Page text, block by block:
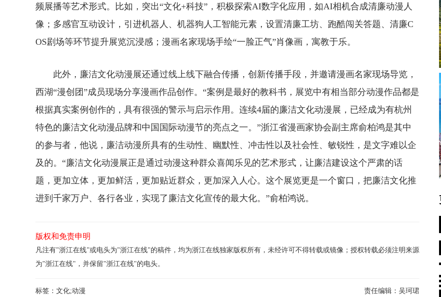
频展播等艺术形式。比如，突出“文化+科技”，积极探索AI数字化应用，如AI相机合成清廉动漫人
像；多感官互动设计，引进机器人、机器狗人工智能元素，设置清廉工坊、跑酷闯关答题、清廉C
OS剧场等环节提升展览沉浸感；漫画名家现场手绘“一脸正气”肖像画，寓教于乐。
此外，廉洁文化动漫展还通过线上线下融合传播，创新传播手段，并邀请漫画名家现场导览，
西湖“漫创团”成员现场分享漫画作品创作。“案例是最好的教科书，展览中有相当部分动漫作品都是
根据真实案例创作的，具有很强的警示与启示作用。连续4届的廉洁文化动漫展，已经成为有杭州
特色的廉洁文化动漫品牌和中国国际动漫节的亮点之一。”浙江省漫画家协会副主席俞柏鸿是其中
的参与者，他说，廉洁动漫所具有的生动性、幽默性、冲击性以及社会性、敏锐性，是文字难以企
及的。“廉洁文化动漫展正是通过动漫这种群众喜闻乐见的艺术形式，让廉洁建设这个严肃的话
题，更加立体，更加鲜活，更加贴近群众，更加深入人心。这个展览更是一个窗口，把廉洁文化推
进到千家万户、各行各业，实现了廉洁文化宣传的最大化。”俞柏鸿说。
版权和免责申明
凡注有"浙江在线"或电头为"浙江在线"的稿件，均为浙江在线独家版权所有，未经许可不得转载或镜像；授权转载必须注明来源
为"浙江在线"，并保留"浙江在线"的电头。
标签： 文化;动漫 责任编辑： 吴珂珺